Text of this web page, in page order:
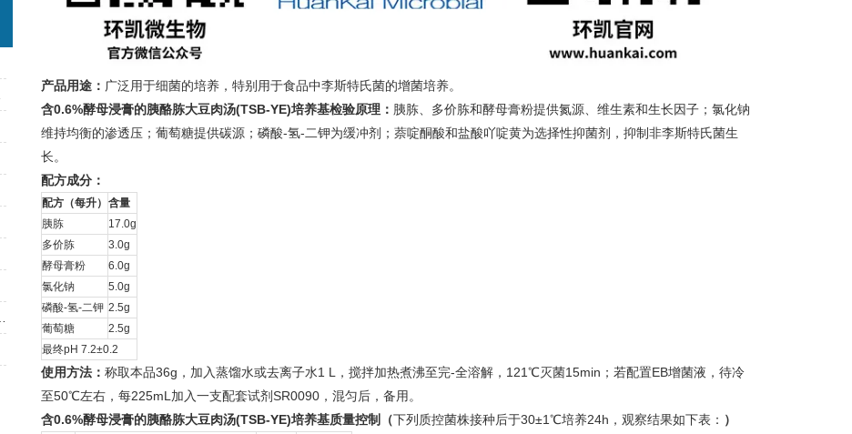
产品用途： 广泛用于细菌的培养，特别用于食品中李斯特氏菌的增菌培养。
含0.6%酵母浸膏的胰酪胨大豆肉汤(TSB-YE)培养基检验原理： 胰胨、多价胨和酵母膏粉提供氮源、维生素和生长因子；氯化钠
维持均衡的渗透压；葡萄糖提供碳源；磷酸-氢-二钾为缓冲剂；萘啶酮酸和盐酸吖啶黄为选择性抑菌剂，抑制非李斯特氏菌生
长。
配方成分：
配方（每升） 含量
胰胨
17.0g
多价胨
3.0g
酵母膏粉
6.0g
氯化钠
5.0g
磷酸-氢-二钾 2.5g
葡萄糖
2.5g
最终pH 7.2±0.2
使用方法： 称取本品36g，加入蒸馏水或去离子水1 L，搅拌加热煮沸至完-全溶解，121℃灭菌15min；若配置EB增菌液，待冷
至50℃左右，每225mL加入一支配套试剂SR0090，混匀后，备用。
含0.6%酵母浸膏的胰酪胨大豆肉汤(TSB-YE)培养基质量控制（下列质控菌株接种后于30±1℃培养24h，观察结果如下表： ）